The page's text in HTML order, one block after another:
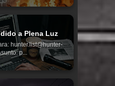
a Plena Luz
hunter.list@hunter-
p...